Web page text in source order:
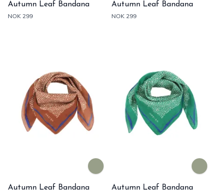
Autumn Leaf Bandana
NOK 299
Autumn Leaf Bandana
NOK 299
Autumn Leaf Bandana Autumn Leaf Bandana